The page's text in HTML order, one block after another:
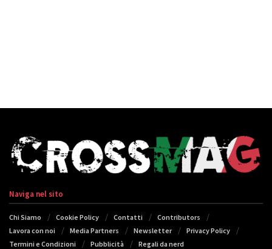
Naviga nel sito
Chi Siamo Cookie Policy Contatti
Contributors
Lavora con noi
Media Partners Newsletter
Privacy Policy
Termini e Condizioni
Pubblicità Regali da nerd